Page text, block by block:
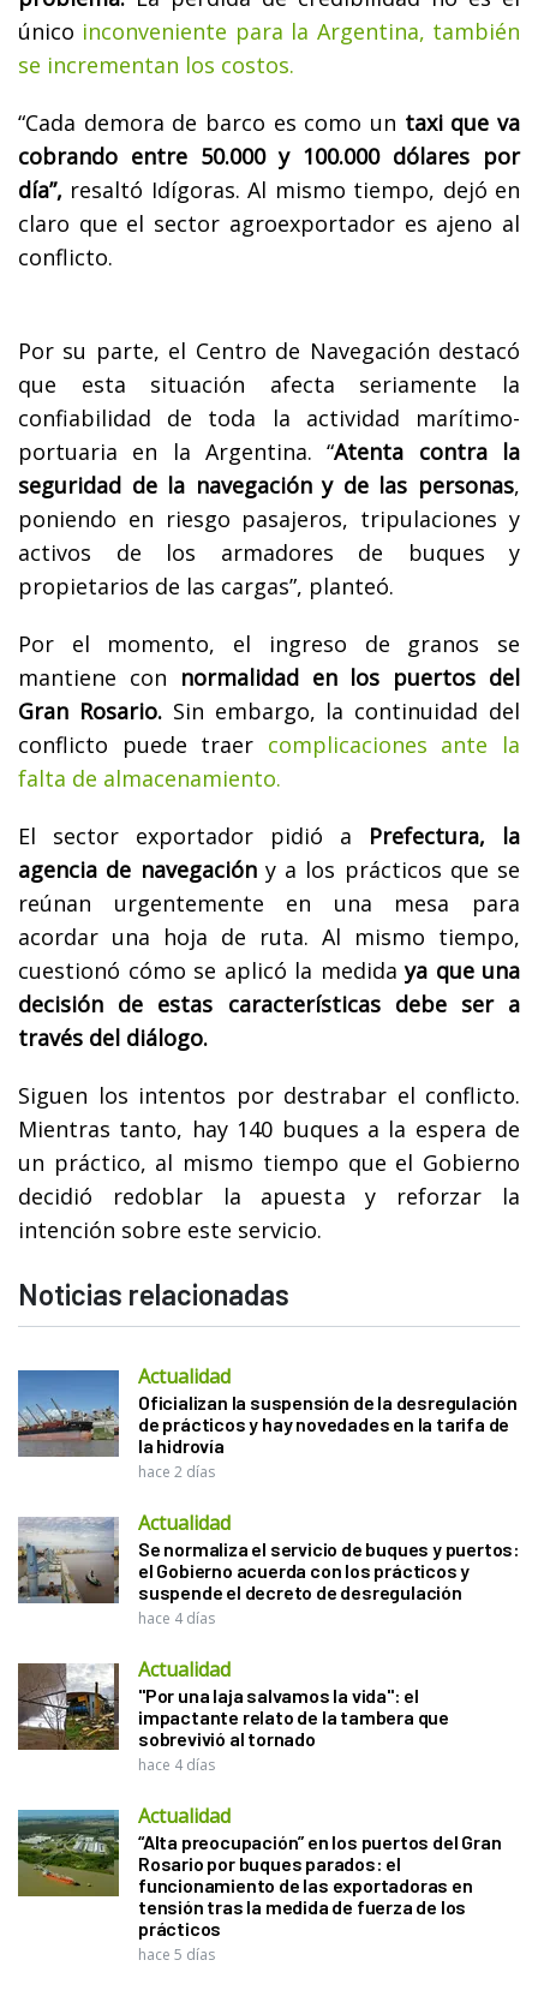
único inconveniente para la Argentina, también
se incrementan los costos.
“Cada demora de barco es como un taxi que va
cobrando entre 50.000 y 100.000 dólares por
día”, resaltó Idígoras. Al mismo tiempo, dejó en
claro que el sector agroexportador es ajeno al
conflicto.
Por su parte, el Centro de Navegación destacó
que esta situación afecta seriamente la
confiabilidad de toda la actividad marítimo-
portuaria en la Argentina. “Atenta contra la
seguridad de la navegación y de las personas,
poniendo en riesgo pasajeros, tripulaciones y
activos de los armadores de buques y
propietarios de las cargas”, planteó.
Por el momento, el ingreso de granos se
mantiene con normalidad en los puertos del
Gran Rosario.Sin embargo, la continuidad del
conflicto puede traer complicaciones ante la
falta de almacenamiento.
El sector exportador pidió a Prefectura, la
agencia de navegacióny a los prácticos que se
reúnan urgentemente en una mesa para
acordar una hoja de ruta. Al mismo tiempo,
cuestionó cómo se aplicó la medida ya que una
decisión de estas características debe ser a
través del diálogo.
Siguen los intentos por destrabar el conflicto.
Mientras tanto, hay 140 buques a la espera de
un práctico, al mismo tiempo que el Gobierno
decidió redoblar la apuesta y reforzar la
intención sobre este servicio.
Noticias relacionadas
Actualidad
Oficializan la suspensión de la desregulación
de prácticos y hay novedades en la tarifa de
la hidrovía
hace 2 días
Actualidad
Se normaliza el servicio de buques y puertos:
el Gobierno acuerda con los prácticos y
suspende el decreto de desregulación
hace 4 días
Actualidad
"Por una laja salvamos la vida": el
impactante relato de la tambera que
sobrevivió al tornado
hace 4 días
Actualidad
“Alta preocupación” en los puertos del Gran
Rosario por buques parados: el
funcionamiento de las exportadoras en
tensión tras la medida de fuerza de los
prácticos
hace 5 días